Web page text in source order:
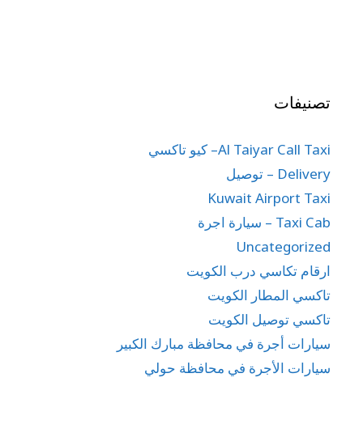
تصنيفات
Al Taiyar Call Taxi– كيو تاكسي
Delivery – توصيل
Kuwait Airport Taxi
Taxi Cab – سيارة اجرة
Uncategorized
ارقام تكاسي درب الكويت
تاكسي المطار الكويت
تاكسي توصيل الكويت
سيارات أجرة في محافظة مبارك الكبير
سيارات الأجرة في محافظة حولي